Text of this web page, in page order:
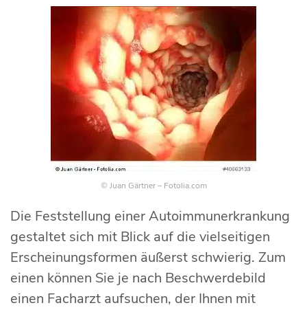
© Juan Gärtner – Fotolia.com
Die Feststellung einer Autoimmunerkrankung
gestaltet sich mit Blick auf die vielseitigen
Erscheinungsformen äußerst schwierig. Zum
einen können Sie je nach Beschwerdebild
einen Facharzt aufsuchen, der Ihnen mit